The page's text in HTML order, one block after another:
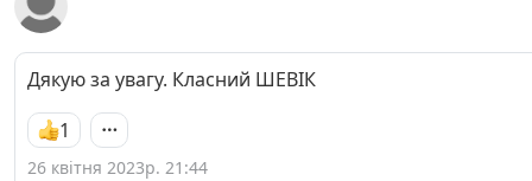
Дякую за увагу. Класний ШЕВІК
1
26 квітня 2023р. 21:44